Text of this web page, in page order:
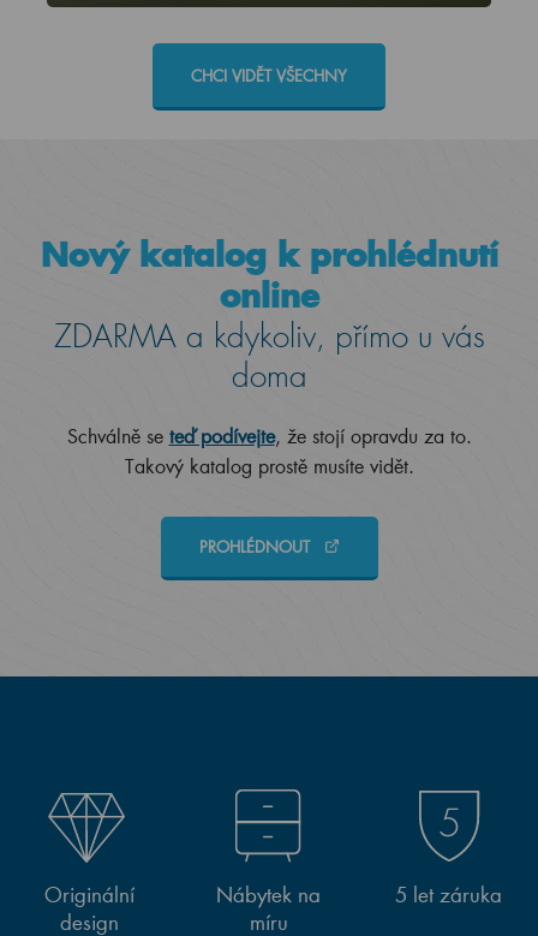
CHCI VIDĚT VŠECHNY
Nový katalog k prohlédnutí
online
ZDARMA a kdykoliv, přímo u vás
doma
Schválně se teď podívejte, že stojí opravdu za to.
Takový katalog prostě musíte vidět.
PROHLÉDNOUT
Originální
design
Nábytek na
míru
5 let záruka